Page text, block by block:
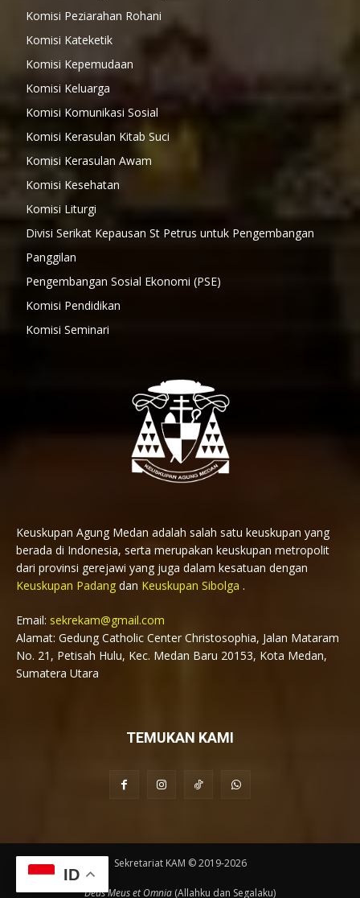
Komisi Peziarahan Rohani
Komisi Kateketik
Komisi Kepemudaan
Komisi Keluarga
Komisi Komunikasi Sosial
Komisi Kerasulan Kitab Suci
Komisi Kerasulan Awam
Komisi Kesehatan
Komisi Liturgi
Divisi Serikat Kepausan St Petrus untuk Pengembangan
Panggilan
Pengembangan Sosial Ekonomi (PSE)
Komisi Pendidikan
Komisi Seminari
Keuskupan Agung Medan adalah salah satu keuskupan yang
berada di Indonesia, serta merupakan keuskupan metropolit
dari provinsi gerejawi yang juga dalam kesatuan dengan
Keuskupan Padang dan Keuskupan Sibolga .
Email: sekrekam@gmail.com
Alamat: Gedung Catholic Center Christosophia, Jalan Mataram
No. 21, Petisah Hulu, Kec. Medan Baru 20153, Kota Medan,
Sumatera Utara
TEMUKAN KAMI
Sekretariat KAM © 2019-2026
Deus Meus et Omnia (Allahku dan Segalaku)
ID